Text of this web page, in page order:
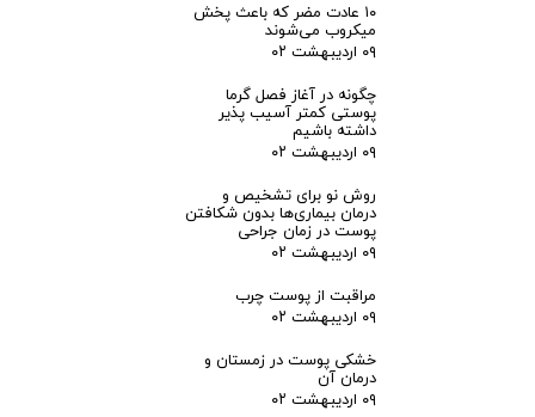
۱۰ عادت مضر که باعث پخش
میکروب می‌شوند
۰۹ اردیبهشت ۰۲
چگونه در آغاز فصل گرما
پوستی کمتر آسیب پذیر
داشته باشیم
۰۹ اردیبهشت ۰۲
روش نو برای تشخیص و
درمان بیماری‌ها بدون شکافتن
پوست در زمان جراحی
۰۹ اردیبهشت ۰۲
مراقبت از پوست چرب
۰۹ اردیبهشت ۰۲
خشکی پوست در زمستان و
درمان آن
۰۹ اردیبهشت ۰۲